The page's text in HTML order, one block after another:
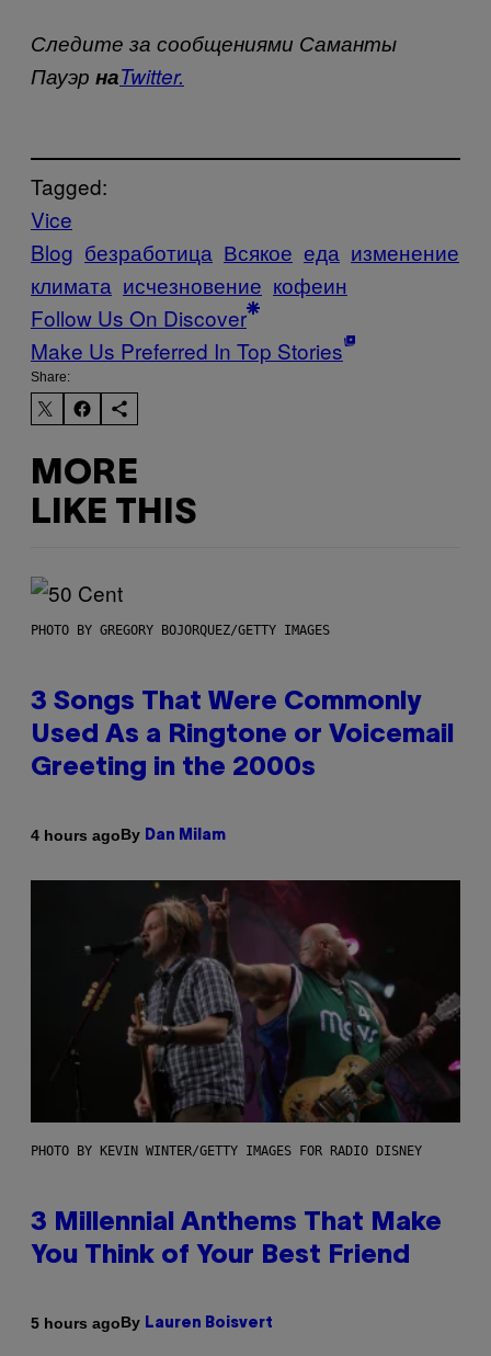
Следите за сообщениями Саманты
Пауэр наTwitter.
Tagged:
Vice
Blog безработица Всякое еда изменение
климата исчезновение кофеин
Follow Us On Discover
Make Us Preferred In Top Stories
Share:
MORE
LIKE THIS
PHOTO BY GREGORY BOJORQUEZ/GETTY IMAGES
3 Songs That Were Commonly
Used As a Ringtone or Voicemail
Greeting in the 2000s
4 hours agoBy Dan Milam
PHOTO BY KEVIN WINTER/GETTY IMAGES FOR RADIO DISNEY
3 Millennial Anthems That Make
You Think of Your Best Friend
5 hours agoBy Lauren Boisvert